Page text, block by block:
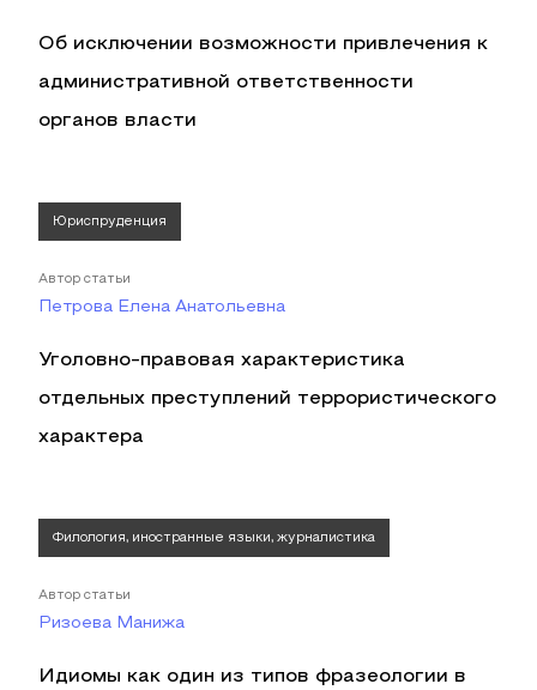
Об исключении возможности привлечения к
административной ответственности
органов власти
Юриспруденция
Автор статьи
Петрова Елена Анатольевна
Уголовно-правовая характеристика
отдельных преступлений террористического
характера
Филология, иностранные языки, журналистика
Автор статьи
Ризоева Манижа
Идиомы как один из типов фразеологии в